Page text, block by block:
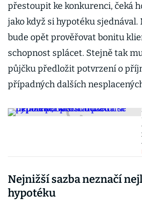
přestoupit ke konkurenci, čeká
jako když si hypotéku sjednával.
bude opět prověřovat bonitu
schopnost splácet. Stejně tak
půjčku předložit potvrzení o
případných dalších
Nejnižší sazba neznačí
hypotéku